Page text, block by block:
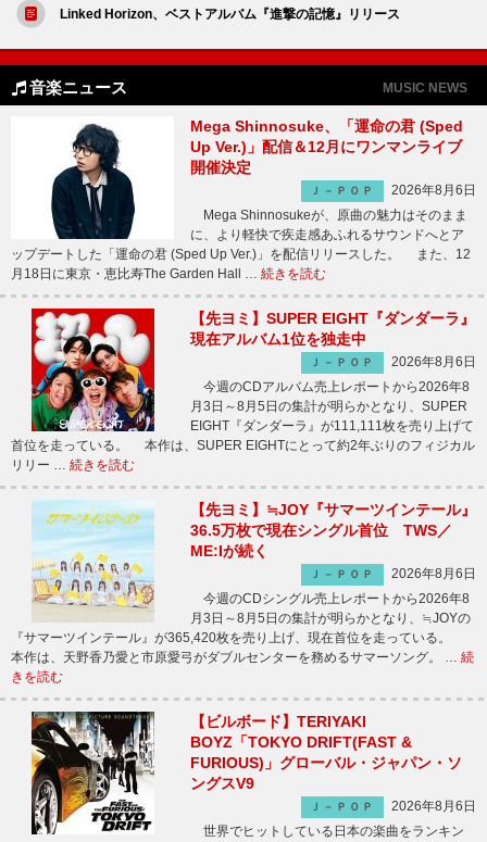
Linked Horizon、ベストアルバム『進撃の記憶』リリース
音楽ニュース MUSIC NEWS
Mega Shinnosuke、「運命の君 (Sped
Up Ver.)」配信＆12月にワンマンライブ
開催決定
Ｊ－ＰＯＰ
2026年8月6日
Mega Shinnosukeが、原曲の魅力はそのまま
に、より軽快で疾走感あふれるサウンドへとア
ップデートした「運命の君 (Sped Up Ver.)」を配信リリースした。 また、12
月18日に東京・恵比寿The Garden Hall … 続きを読む
【先ヨミ】SUPER EIGHT『ダンダーラ』
現在アルバム1位を独走中
Ｊ－ＰＯＰ
2026年8月6日
今週のCDアルバム売上レポートから2026年8
月3日～8月5日の集計が明らかとなり、SUPER
EIGHT『ダンダーラ』が111,111枚を売り上げて
首位を走っている。 本作は、SUPER EIGHTにとって約2年ぶりのフィジカル
リリー … 続きを読む
【先ヨミ】≒JOY『サマーツインテール』
36.5万枚で現在シングル首位 TWS／
ME:Iが続く
Ｊ－ＰＯＰ
2026年8月6日
今週のCDシングル売上レポートから2026年8
月3日～8月5日の集計が明らかとなり、≒JOYの
『サマーツインテール』が365,420枚を売り上げ、現在首位を走っている。
本作は、天野香乃愛と市原愛弓がダブルセンターを務めるサマーソング。 … 続
きを読む
【ビルボード】TERIYAKI
BOYZ「TOKYO DRIFT(FAST &
FURIOUS)」グローバル・ジャパン・ソ
ングスV9
Ｊ－ＰＯＰ
2026年8月6日
世界でヒットしている日本の楽曲をランキン